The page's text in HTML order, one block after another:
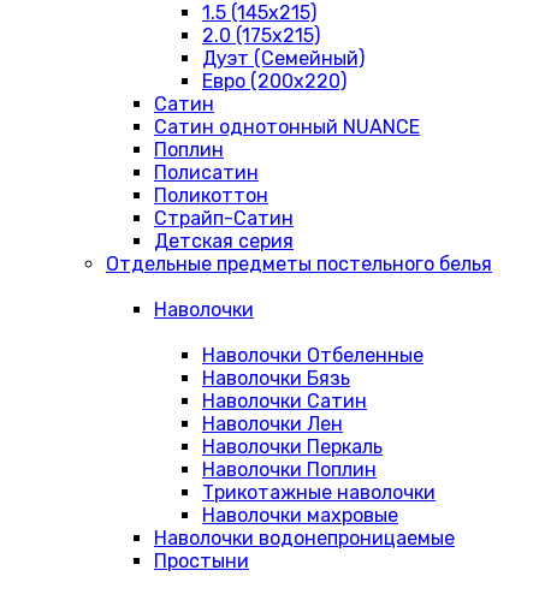
1.5 (145х215)
2.0 (175х215)
Дуэт (Семейный)
Евро (200х220)
Сатин
Сатин однотонный NUANCE
Поплин
Полисатин
Поликоттон
Страйп-Сатин
Детская серия
Отдельные предметы постельного белья
Наволочки
Наволочки Отбеленные
Наволочки Бязь
Наволочки Сатин
Наволочки Лен
Наволочки Перкаль
Наволочки Поплин
Трикотажные наволочки
Наволочки махровые
Наволочки водонепроницаемые
Простыни